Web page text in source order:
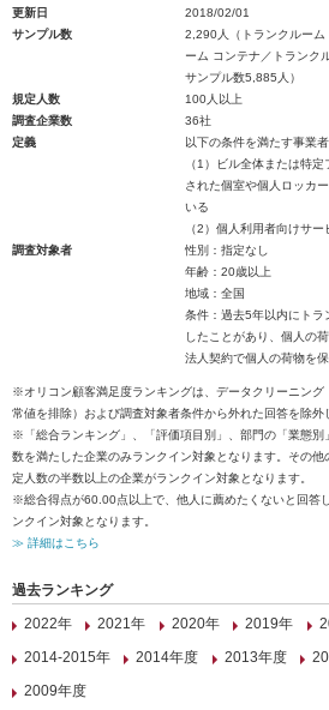
更新日
2018/02/01
サンプル数
2,290人（トランクルー
ーム コンテナ／トランク
サンプル数5,885人）
規定人数
100人以上
調査企業数
36社
定義
以下の条件を満たす事業
（1）ビル全体または特
された個室や個人ロッカ
いる
（2）個人利用者向けサ
調査対象者
性別：指定なし
年齢：20歳以上
地域：全国
条件：過去5年以内にトラ
したことがあり、個人の
法人契約で個人の荷物を
※オリコン顧客満足度ランキングは、データクリーニング
常値を排除）および調査対象者条件から外れた回答を除外
※「総合ランキング」、「評価項目別」、部門の「業態別
数を満たした企業のみランクイン対象となります。その
定人数の半数以上の企業がランクイン対象となります。
※総合得点が60.00点以上で、他人に薦めたくないと回答
ンクイン対象となります。
≫ 詳細はこちら
過去ランキング
2022年
2021年 2020年 2019年
2014-2015年
2014年度 2013年度
2009年度